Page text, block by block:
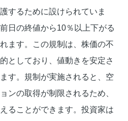
するために設けられていま
日の終値から10％以上下がる
ます。この規制は、株価の不
としており、値動きを安定さ
す。規制が実施されると、空
ンの取得が制限されるため、
ることができます。投資家は